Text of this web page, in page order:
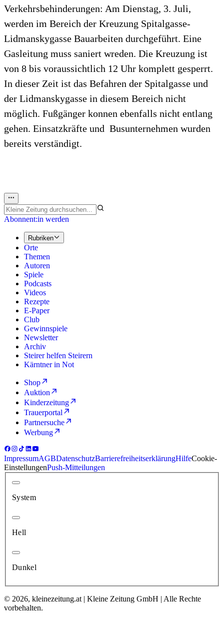
Verkehrsbehinderungen: Am Dienstag, 3. Juli,
werden im Bereich der Kreuzung Spitalgasse-
Lidmanskygasse Bauarbeiten durchgeführt. Eine
Gasleitung muss saniert wreden. Die Kreuzung ist
von 8 bis voraussichtlich 12 Uhr komplett gesperrt.
In dieser Zeit ist das Befahren der Spitalgasse und
der Lidmanskygasse in diesem Bereich nicht
möglich. Fußgänger konnen ebenfalls nicht entlang
gehen. Einsatzkräfte und Busunternehmen wurden
bereits verständigt.
Abonnent:in werden
Rubriken
Orte
Themen
Autoren
Spiele
Podcasts
Videos
Rezepte
E-Paper
Club
Gewinnspiele
Newsletter
Archiv
Steirer helfen Steirern
Kärntner in Not
Shop
Auktion
Kinderzeitung
Trauerportal
Partnersuche
Werbung
ImpressumAGBDatenschutzBarrierefreiheitserklärungHilfeCookie-
EinstellungenPush-Mitteilungen
System
Hell
Dunkel
© 2026, kleinezeitung.at | Kleine Zeitung GmbH | Alle Rechte
vorbehalten.